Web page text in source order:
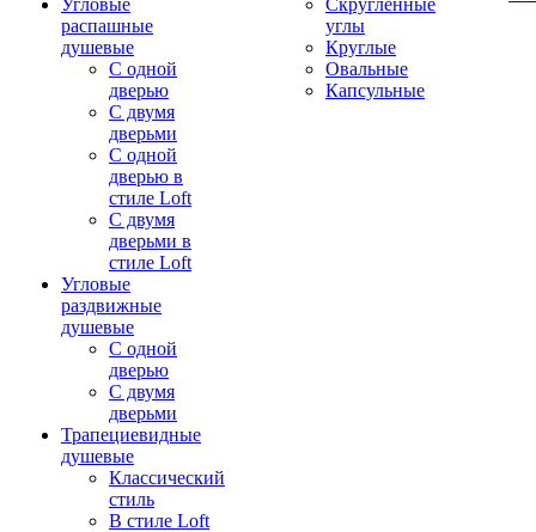
Угловые
распашные
душевые
С одной
дверью
С двумя
дверьми
С одной
дверью в
стиле Loft
С двумя
дверьми в
стиле Loft
Угловые
раздвижные
душевые
С одной
дверью
С двумя
дверьми
Трапециевидные
душевые
Классический
стиль
В стиле Loft
Скругленные
углы
Круглые
Овальные
Капсульные